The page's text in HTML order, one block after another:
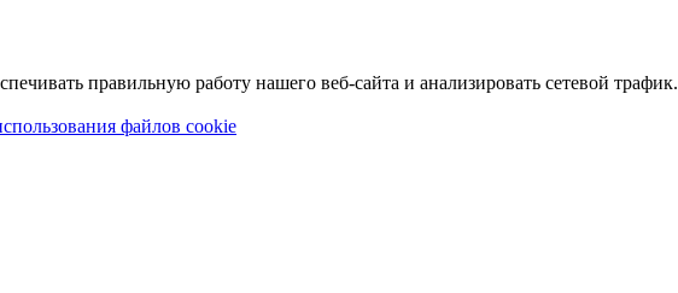
правильную работу нашего веб-сайта и анализировать сетевой трафик.
файлов cookie